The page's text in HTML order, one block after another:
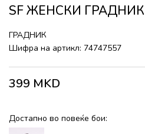
SF ЖЕНСКИ ГРАДНИК
ГРАДНИК
Шифра на артикл: 74747557
399 MKD
Достапно во повеќе бои: